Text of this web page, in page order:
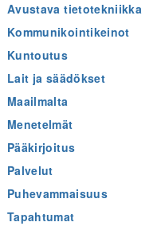
Avustava tietotekniikka
Kommunikointikeinot
Kuntoutus
Lait ja säädökset
Maailmalta
Menetelmät
Pääkirjoitus
Palvelut
Puhevammaisuus
Tapahtumat